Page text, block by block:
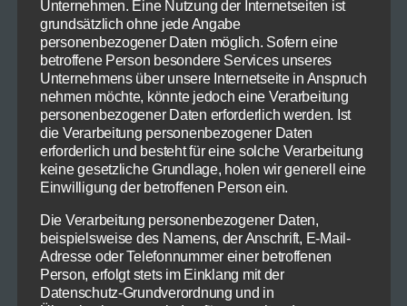
Gebackene Steinpilze (Vorspeise)
Unternehmen. Eine Nutzung der Internetseiten ist
grundsätzlich ohne jede Angabe
personenbezogener Daten möglich. Sofern eine
betroffene Person besondere Services unseres
Unternehmens über unsere Internetseite in Anspruch
nehmen möchte, könnte jedoch eine Verarbeitung
personenbezogener Daten erforderlich werden. Ist
die Verarbeitung personenbezogener Daten
erforderlich und besteht für eine solche Verarbeitung
keine gesetzliche Grundlage, holen wir generell eine
Einwilligung der betroffenen Person ein.
Die Verarbeitung personenbezogener Daten,
beispielsweise des Namens, der Anschrift, E-Mail-
Adresse oder Telefonnummer einer betroffenen
Person, erfolgt stets im Einklang mit der
Datenschutz-Grundverordnung und in